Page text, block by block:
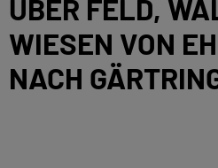
ÜBER FELD,
WIESEN VON
NACH